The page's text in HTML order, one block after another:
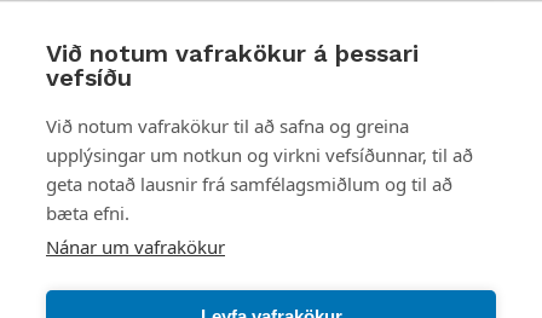
Við notum vafrakökur á þessari
vefsíðu
Við notum vafrakökur til að safna og greina
upplýsingar um notkun og virkni vefsíðunnar, til að
geta notað lausnir frá samfélagsmiðlum og til að
bæta efni.
Nánar um vafrakökur
Náttúruverndarstofnun
Netfang: nattura@nattura.is